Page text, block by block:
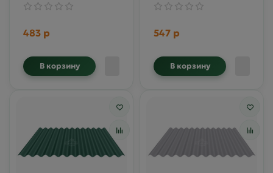
483 р
В корзину
547 р
В корзину